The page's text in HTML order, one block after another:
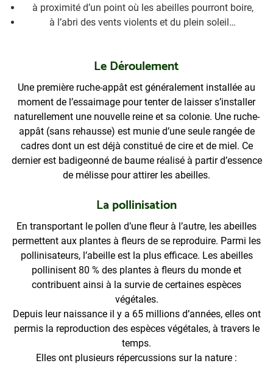
à proximité d’un point où les abeilles pourront boire,
à l’abri des vents violents et du plein soleil…
Le Déroulement
Une première ruche-appât est généralement installée au
moment de l’essaimage pour tenter de laisser s’installer
naturellement une nouvelle reine et sa colonie. Une ruche-
appât (sans rehausse) est munie d’une seule rangée de
cadres dont un est déjà constitué de cire et de miel. Ce
dernier est badigeonné de baume réalisé à partir d’essence
de mélisse pour attirer les abeilles.
La pollinisation
En transportant le pollen d’une fleur à l’autre, les abeilles
permettent aux plantes à fleurs de se reproduire. Parmi les
pollinisateurs, l’abeille est la plus efficace. Les abeilles
pollinisent 80 % des plantes à fleurs du monde et
contribuent ainsi à la survie de certaines espèces
végétales.
Depuis leur naissance il y a 65 millions d’années, elles ont
permis la reproduction des espèces végétales, à travers le
temps.
Elles ont plusieurs répercussions sur la nature :